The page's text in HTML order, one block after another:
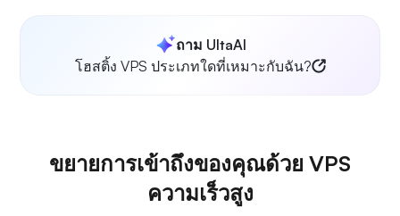
ถาม UltaAI
โฮสติ้ง VPS ประเภทใดที่เหมาะกับฉัน?
ขยายการเข้าถึงของคุณด้วย VPS
ความเร็วสูง